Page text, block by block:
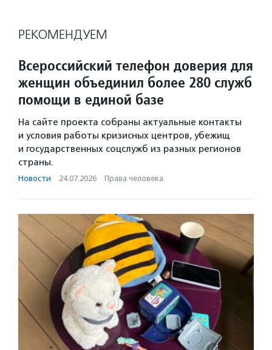
РЕКОМЕНДУЕМ
Всероссийский телефон доверия для
женщин объединил более 280 служб
помощи в единой базе
На сайте проекта собраны актуальные контакты
и условия работы кризисных центров, убежищ
и государственных соцслужб из разных регионов
страны.
Новости · 24.07.2026 · Права человека